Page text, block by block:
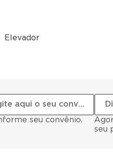
Elevador
seu convênio.
seu